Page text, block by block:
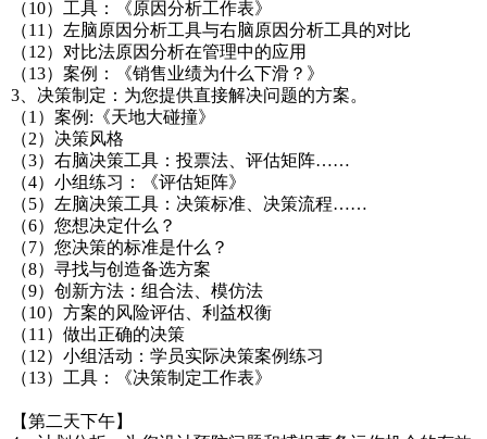
（10）工具：《原因分析工作表》
（11）左脑原因分析工具与右脑原因分析工具的对比
（12）对比法原因分析在管理中的应用
（13）案例：《销售业绩为什么下滑？》
3、决策制定：为您提供直接解决问题的方案。
（1）案例:《天地大碰撞》
（2）决策风格
（3）右脑决策工具：投票法、评估矩阵……
（4）小组练习：《评估矩阵》
（5）左脑决策工具：决策标准、决策流程……
（6）您想决定什么？
（7）您决策的标准是什么？
（8）寻找与创造备选方案
（9）创新方法：组合法、模仿法
（10）方案的风险评估、利益权衡
（11）做出正确的决策
（12）小组活动：学员实际决策案例练习
（13）工具：《决策制定工作表》
【第二天下午】